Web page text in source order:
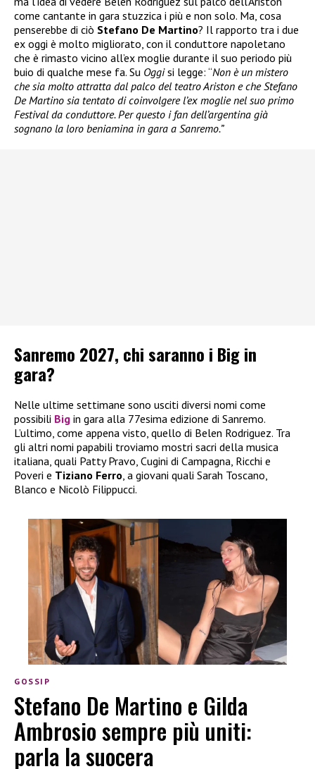
come cantante in gara stuzzica i più e non solo. Ma, cosa
penserebbe di ciò Stefano De Martino? Il rapporto tra i due
ex oggi è molto migliorato, con il conduttore napoletano
che è rimasto vicino all’ex moglie durante il suo periodo più
buio di qualche mese fa. Su Oggisi legge: “Non è un mistero
che sia molto attratta dal palco del teatro Ariston e che Stefano
De Martino sia tentato di coinvolgere l’ex moglie nel suo primo
Festival da conduttore. Per questo i fan dell’argentina già
sognano la loro beniamina in gara a Sanremo.”
Sanremo 2027, chi saranno i Big in
gara?
Nelle ultime settimane sono usciti diversi nomi come
possibili Big in gara alla 77esima edizione di Sanremo.
L’ultimo, come appena visto, quello di Belen Rodriguez. Tra
gli altri nomi papabili troviamo mostri sacri della musica
italiana, quali Patty Pravo, Cugini di Campagna, Ricchi e
Poveri e Tiziano Ferro, a giovani quali Sarah Toscano,
Blanco e Nicolò Filippucci.
GOSSIP
Stefano De Martino e Gilda
Ambrosio sempre più uniti:
parla la suocera